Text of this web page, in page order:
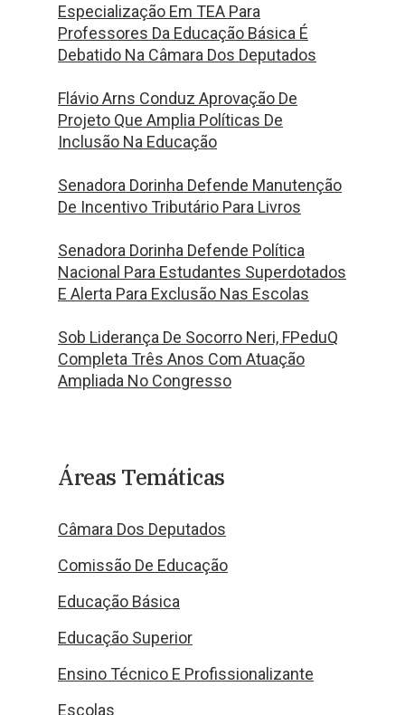
Especialização Em TEA Para
Professores Da Educação Básica É
Debatido Na Câmara Dos Deputados
Flávio Arns Conduz Aprovação De
Projeto Que Amplia Políticas De
Inclusão Na Educação
Senadora Dorinha Defende Manutenção
De Incentivo Tributário Para Livros
Senadora Dorinha Defende Política
Nacional Para Estudantes Superdotados
E Alerta Para Exclusão Nas Escolas
Sob Liderança De Socorro Neri, FPeduQ
Completa Três Anos Com Atuação
Ampliada No Congresso
Áreas Temáticas
Câmara Dos Deputados
Comissão De Educação
Educação Básica
Educação Superior
Ensino Técnico E Profissionalizante
Escolas